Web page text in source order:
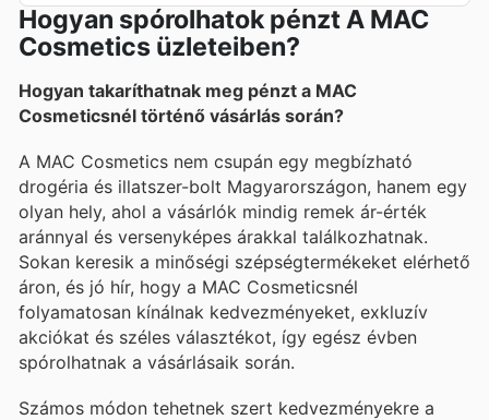
Hogyan spórolhatok pénzt A MAC
Cosmetics üzleteiben?
Hogyan takaríthatnak meg pénzt a MAC
Cosmeticsnél történő vásárlás során?
A MAC Cosmetics nem csupán egy megbízható
drogéria és illatszer-bolt Magyarországon, hanem egy
olyan hely, ahol a vásárlók mindig remek ár-érték
aránnyal és versenyképes árakkal találkozhatnak.
Sokan keresik a minőségi szépségtermékeket elérhető
áron, és jó hír, hogy a MAC Cosmeticsnél
folyamatosan kínálnak kedvezményeket, exkluzív
akciókat és széles választékot, így egész évben
spórolhatnak a vásárlásaik során.
Számos módon tehetnek szert kedvezményekre a